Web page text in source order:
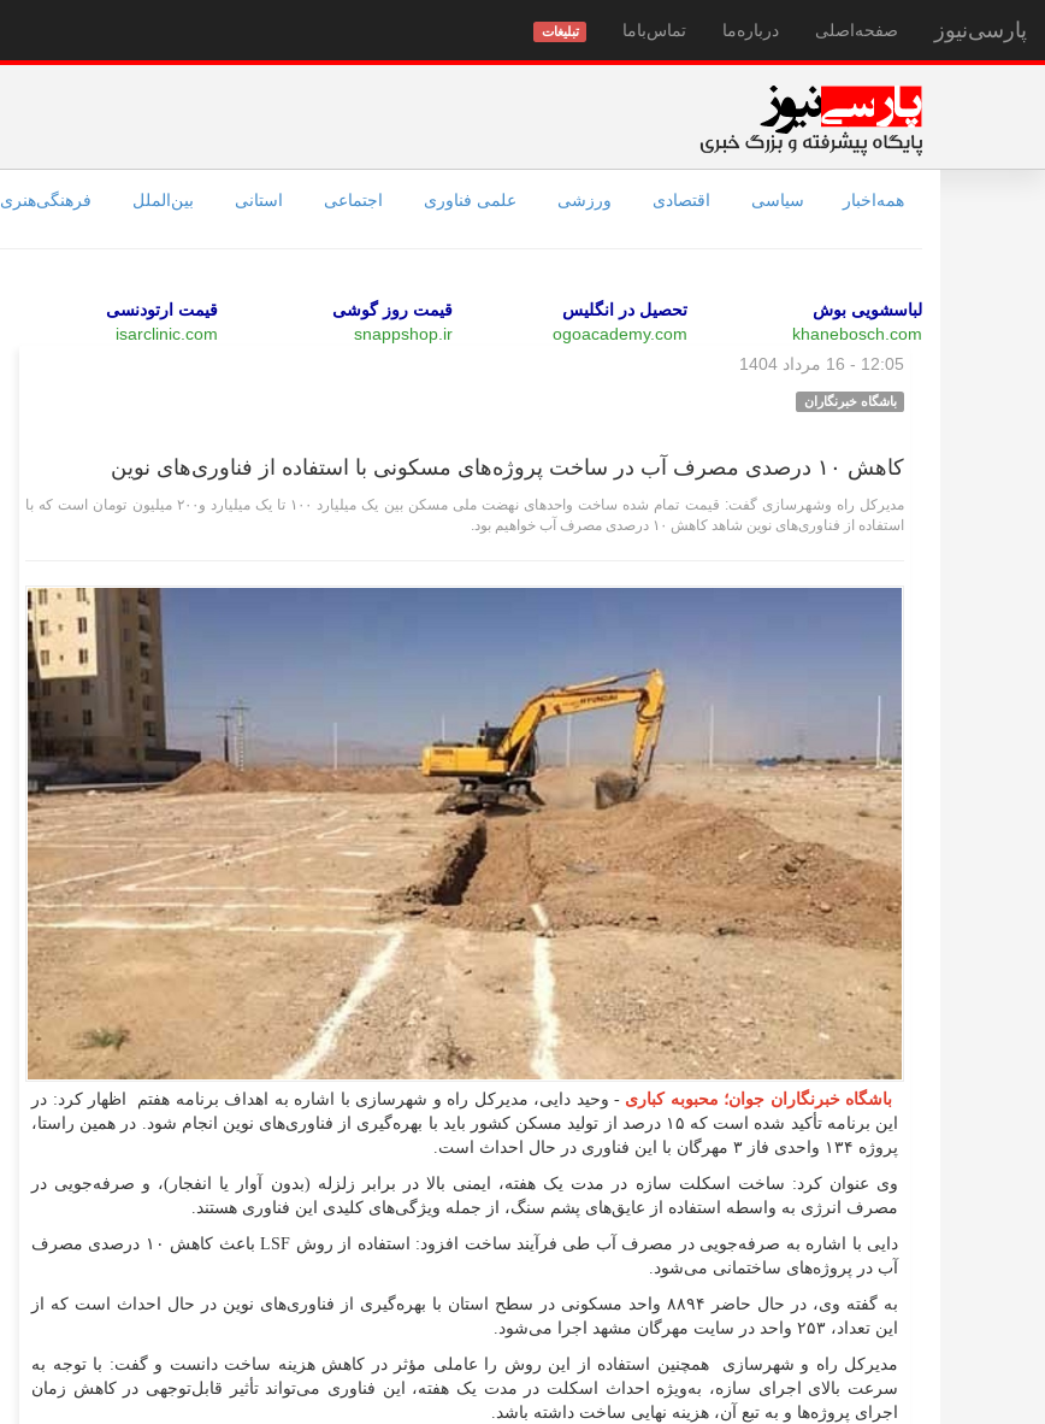
پارسی‌نیوز صفحه‌اصلی درباره‌ما تماس‌با‌ما تبلیغات
همه‌اخبار سیاسی اقتصادی ورزشی علمی فناوری اجتماعی استانی بین‌الملل فرهنگی‌هنری
لباسشویی بوش
khanebosch.com
تحصیل در انگلیس
ogoacademy.com
قیمت روز گوشی
snappshop.ir
قیمت ارتودنسی
isarclinic.com
12:05 - 16 مرداد 1404
باشگاه خبرنگاران
کاهش ۱۰ درصدی مصرف آب در ساخت پروژه‌های مسکونی با استفاده از فناوری‌های نوین
مدیرکل راه وشهرسازی گفت: قیمت تمام شده ساخت واحد‌های نهضت ملی مسکن بین یک میلیارد ۱۰۰ تا یک میلیارد و۲۰۰ میلیون تومان است که با
استفاده از فناوری‌های نوین شاهد کاهش ۱۰ درصدی مصرف آب خواهیم بود.
باشگاه خبرنگاران جوان؛ محبوبه کباری - وحید دایی، مدیرکل راه و شهرسازی با اشاره به اهداف برنامه هفتم اظهار کرد: در
این برنامه تأکید شده است که ۱۵ درصد از تولید مسکن کشور باید با بهره‌گیری از فناوری‌های نوین انجام شود. در همین راستا،
پروژه ۱۳۴ واحدی فاز ۳ مهرگان با این فناوری در حال احداث است.
وی عنوان کرد: ساخت اسکلت سازه در مدت یک هفته، ایمنی بالا در برابر زلزله (بدون آوار یا انفجار)، و صرفه‌جویی در
مصرف انرژی به واسطه استفاده از عایق‌های پشم سنگ، از جمله ویژگی‌های کلیدی این فناوری هستند.
دایی با اشاره به صرفه‌جویی در مصرف آب طی فرآیند ساخت افزود: استفاده از روش LSF باعث کاهش ۱۰ درصدی مصرف
آب در پروژه‌های ساختمانی می‌شود.
به گفته وی، در حال حاضر ۸۸۹۴ واحد مسکونی در سطح استان با بهره‌گیری از فناوری‌های نوین در حال احداث است که از
این تعداد، ۲۵۳ واحد در سایت مهرگان مشهد اجرا می‌شود.
مدیرکل راه و شهرسازی همچنین استفاده از این روش را عاملی مؤثر در کاهش هزینه ساخت دانست و گفت: با توجه به
سرعت بالای اجرای سازه، به‌ویژه احداث اسکلت در مدت یک هفته، این فناوری می‌تواند تأثیر قابل‌توجهی در کاهش زمان
اجرای پروژه‌ها و به تبع آن، هزینه نهایی ساخت داشته باشد.